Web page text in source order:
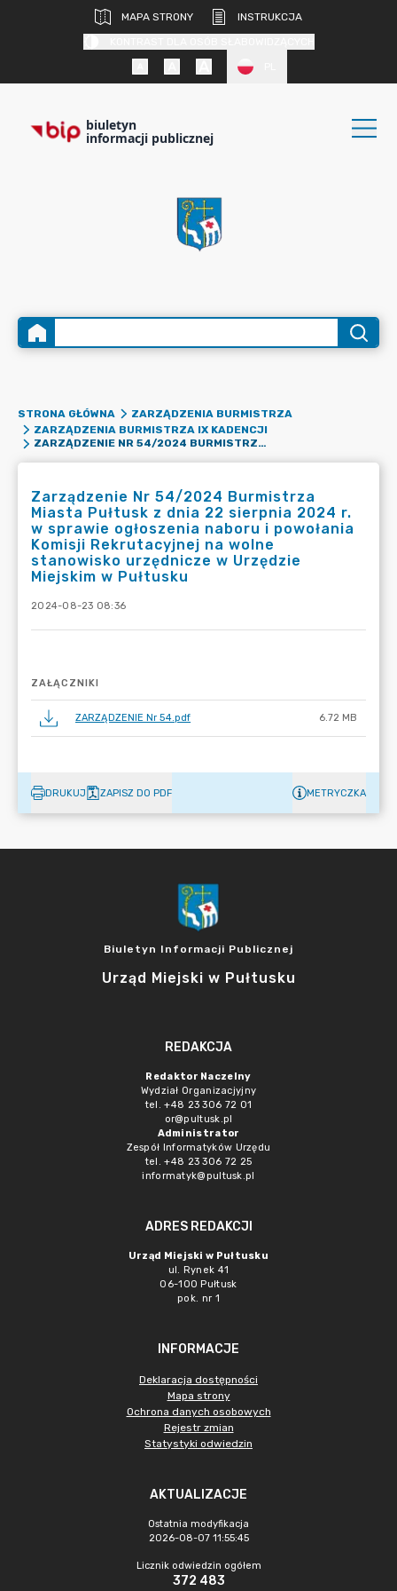
MAPA STRONY
INSTRUKCJA
biuletyn
informacji publicznej
STRONA GŁÓWNA
ZARZĄDZENIA BURMISTRZA
ZARZĄDZENIA BURMISTRZA IX KADENCJI
ZARZĄDZENIE NR 54/2024 BURMISTRZA MIASTA PUŁTUSK Z DNIA 22 SIERPNIA 2024 R. W SPRAWIE OGŁOSZENIA NABORU I POWOŁANIA KOMISJI REKRUTACYJNEJ NA WOLNE STANOWISKO URZĘDNICZE W URZĘDZIE MIEJSKIM W PUŁTUSKU
Zarządzenie Nr 54/2024 Burmistrza
Miasta Pułtusk z dnia 22 sierpnia 2024 r.
w sprawie ogłoszenia naboru i powołania
Komisji Rekrutacyjnej na wolne
stanowisko urzędnicze w Urzędzie
Miejskim w Pułtusku
2024-08-23 08:36
ZAŁĄCZNIKI
ZARZĄDZENIE Nr 54.pdf 6.72 MB
DRUKUJ ZAPISZ DO PDF METRYCZKA
Biuletyn Informacji Publicznej
Urząd Miejski w Pułtusku
REDAKCJA
Redaktor Naczelny
Wydział Organizacjyjny
tel. +48 23 306 72 01
or@pultusk.pl
Administrator
Zespół Informatyków Urzędu
tel. +48 23 306 72 25
informatyk@pultusk.pl
ADRES REDAKCJI
Urząd Miejski w Pułtusku
ul. Rynek 41
06-100 Pułtusk
pok. nr 1
INFORMACJE
Deklaracja dostępności
Mapa strony
Ochrona danych osobowych
Rejestr zmian
Statystyki odwiedzin
AKTUALIZACJE
Ostatnia modyfikacja
2026-08-07 11:55:45
Licznik odwiedzin ogółem
372 483